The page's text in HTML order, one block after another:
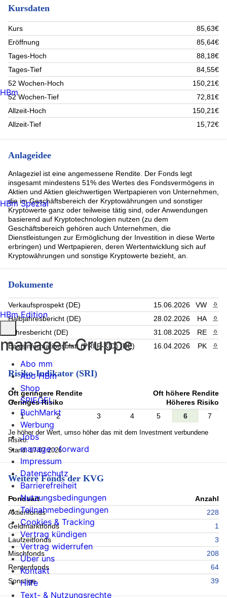
HUT 8 CORP COMMON STOCK (4.63%)
APPLIED BLOCKCHAIN INC (4.08%)
Rest (39.81%)
Kursdaten
Kurs
85,63€
Eröffnung
85,64€
Tages-Hoch
88,18€
Tages-Tief
84,55€
52 Wochen-Hoch
150,21€
52 Wochen-Tief
72,81€
Allzeit-Hoch
150,21€
Allzeit-Tief
15,72€
Anlageidee
Anlageziel ist eine angemessene Rendite. Der Fonds legt
insgesamt mindestens 51% des Wertes des Fondsvermögens in
Aktien und Aktien gleichwertigen Wertpapieren von Unternehmen,
die im Geschäftsbereich der Kryptowährungen und sonstiger
Kryptowerte ganz oder teilweise tätig sind, oder Anwendungen
basierend auf Kryptotechnologien nutzen (zu dem
Geschäftsbereich gehören auch Unternehmen, die
Dienstleistungen zur Ermöglichung der Investition in diese Werte
erbringen) und Wertpapieren, deren Wertentwicklung sich auf
Kryptowährungen und sonstige Kryptowerte bezieht, an.
Dokumente
Verkaufsprospekt (DE) 15.06.2026 VW
Halbjahresbericht (DE)
28.02.2026 HA
Jahresbericht (DE)
31.08.2025 RE
Basisinformationsblatt (PRIIP-KID) (DE)
16.04.2026 PK
Risiko-Indikator (SRI)
Oft geringere Rendite
Geringes Risiko
Oft höhere Rendite
Höheres Risiko
1
2 3 4 5 6 7
Je höher der Wert, umso höher das mit dem Investment verbundene
Risiko.
Stand: 17.07.2026
Weitere Fonds der KVG
Fondsart
Anzahl
Aktienfonds
228
Geldmarktfonds
1
Laufzeitfonds
3
Mischfonds
208
Rentenfonds
64
Sonstige
39
HBm
HBm Spezial
HBm Edition
manager-Gruppe
Abo mm
Abo HBm
Shop
SPIEGEL
BuchMarkt
Werbung
Jobs
manage › forward
Impressum
Datenschutz
Barrierefreiheit
Nutzungsbedingungen
Teilnahmebedingungen
Cookies & Tracking
Vertrag kündigen
Vertrag widerrufen
Über uns
Kontakt
Hilfe
Text- & Nutzungsrechte